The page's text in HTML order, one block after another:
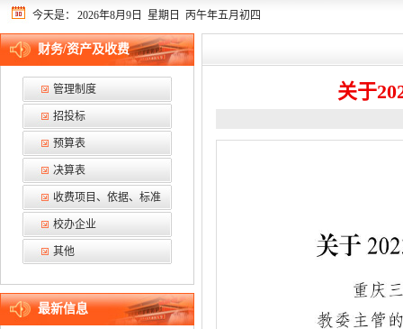
今天是： 2026年8月9日 星期日 丙午年五月初四
财务/资产及收费
管理制度
招投标
预算表
决算表
收费项目、依据、标准
校办企业
其他
最新信息
关于